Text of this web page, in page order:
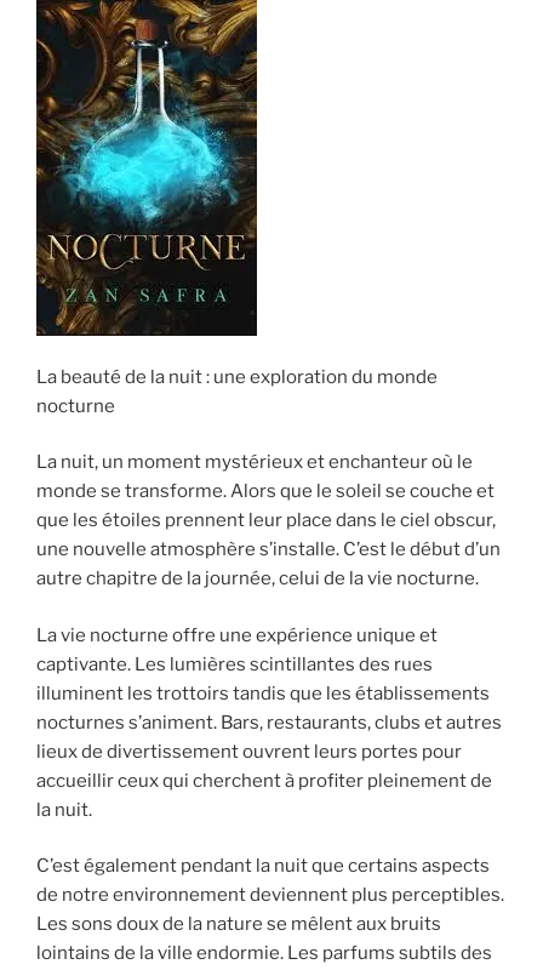
La beauté de la nuit : une exploration du monde
nocturne
La nuit, un moment mystérieux et enchanteur où le
monde se transforme. Alors que le soleil se couche et
que les étoiles prennent leur place dans le ciel obscur,
une nouvelle atmosphère s’installe. C’est le début d’un
autre chapitre de la journée, celui de la vie nocturne.
La vie nocturne offre une expérience unique et
captivante. Les lumières scintillantes des rues
illuminent les trottoirs tandis que les établissements
nocturnes s’animent. Bars, restaurants, clubs et autres
lieux de divertissement ouvrent leurs portes pour
accueillir ceux qui cherchent à profiter pleinement de
la nuit.
C’est également pendant la nuit que certains aspects
de notre environnement deviennent plus perceptibles.
Les sons doux de la nature se mêlent aux bruits
lointains de la ville endormie. Les parfums subtils des